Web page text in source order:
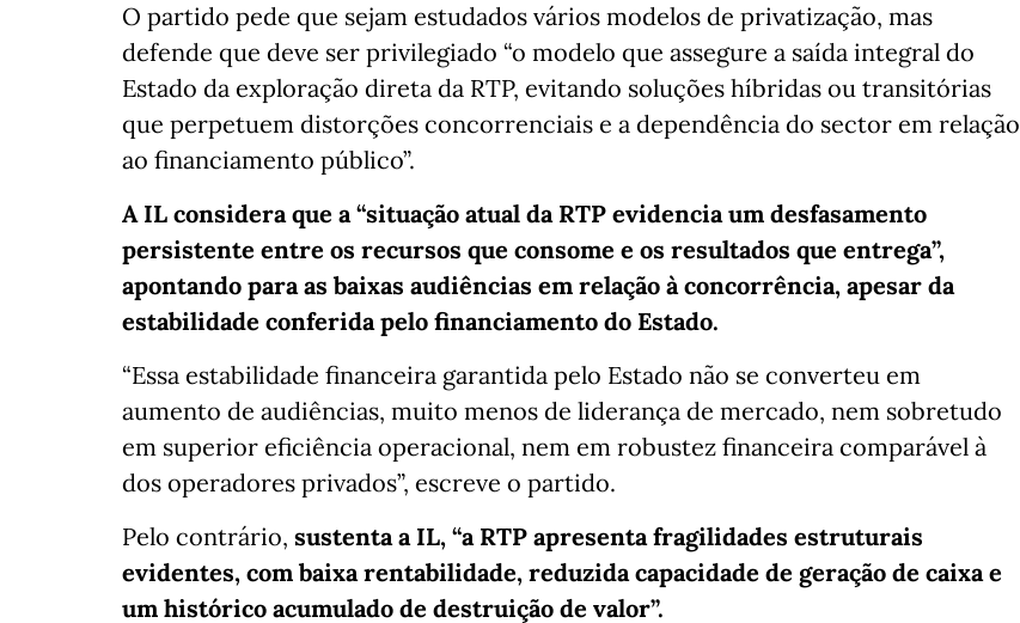
O partido pede que sejam estudados vários modelos de privatização, mas
defende que deve ser privilegiado “o modelo que assegure a saída integral do
Estado da exploração direta da RTP, evitando soluções híbridas ou transitórias
que perpetuem distorções concorrenciais e a dependência do sector em relação
ao financiamento público”.
A IL considera que a “situação atual da RTP evidencia um desfasamento
persistente entre os recursos que consome e os resultados que entrega”,
apontando para as baixas audiências em relação à concorrência, apesar da
estabilidade conferida pelo financiamento do Estado.
“Essa estabilidade financeira garantida pelo Estado não se converteu em
aumento de audiências, muito menos de liderança de mercado, nem sobretudo
em superior eficiência operacional, nem em robustez financeira comparável à
dos operadores privados”, escreve o partido.
Pelo contrário, sustenta a IL, “a RTP apresenta fragilidades estruturais
evidentes, com baixa rentabilidade, reduzida capacidade de geração de caixa e
um histórico acumulado de destruição de valor”.